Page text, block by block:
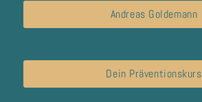
Andreas Goldemann
Dein Präventionskurs